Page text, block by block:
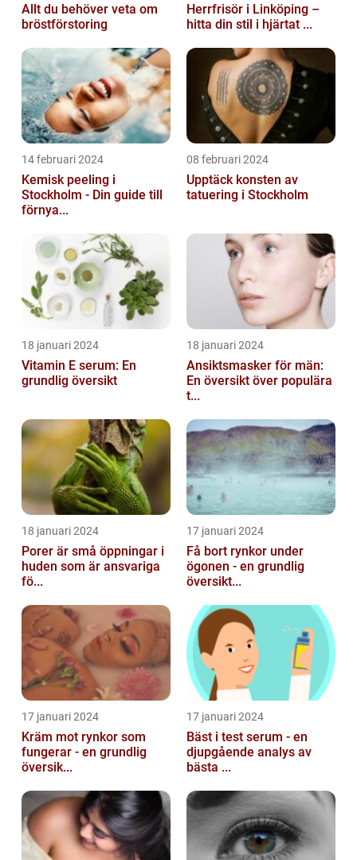
Allt du behöver veta om
bröstförstoring
Herrfrisör i Linköping –
hitta din stil i hjärtat ...
14 februari 2024
Kemisk peeling i
Stockholm - Din guide till
förnya...
08 februari 2024
Upptäck konsten av
tatuering i Stockholm
18 januari 2024
Vitamin E serum: En
grundlig översikt
18 januari 2024
Ansiktsmasker för män:
En översikt över populära
t...
18 januari 2024
Porer är små öppningar i
huden som är ansvariga
fö...
17 januari 2024
Få bort rynkor under
ögonen - en grundlig
översikt...
17 januari 2024
Kräm mot rynkor som
fungerar - en grundlig
översik...
17 januari 2024
Bäst i test serum - en
djupgående analys av
bästa ...